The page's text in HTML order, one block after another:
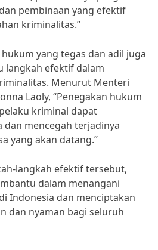
pembinaan yang efektif
kriminalitas.”
yang tegas dan adil juga
langkah efektif dalam
Menurut Menteri
Laoly, “Penegakan hukum
kriminal dapat
mencegah terjadinya
yang akan datang.”
langkah efektif tersebut,
dalam menangani
Indonesia dan menciptakan
dan nyaman bagi seluruh